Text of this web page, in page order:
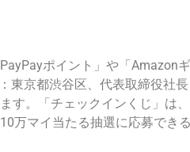
ポイント」や「Amazon
東京都渋谷区、代表取締役社
す。「チェックインくじ」
万マイ当たる抽選に応募できる